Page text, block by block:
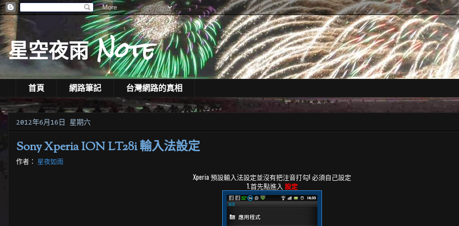
星空夜雨 Note
首頁 網路筆記 台灣網路的真相
2012年6月16日 星期六
Sony Xperia ION LT28i 輸入法設定
作者： 星夜如雨
Xperia 預設輸入法設定並沒有把注音打勾! 必須自己設定
1.首先點進入 設定